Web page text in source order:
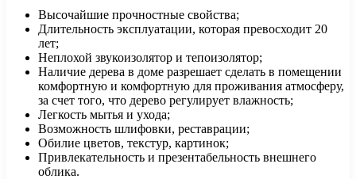
Высочайшие прочностные свойства;
Длительность эксплуатации, которая превосходит 20
лет;
Неплохой звукоизолятор и тепоизолятор;
Наличие дерева в доме разрешает сделать в помещении
комфортную и комфортную для проживания атмосферу,
за счет того, что дерево регулирует влажность;
Легкость мытья и ухода;
Возможность шлифовки, реставрации;
Обилие цветов, текстур, картинок;
Привлекательность и презентабельность внешнего
облика.